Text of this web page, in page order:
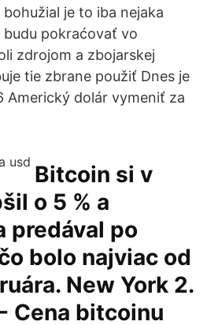
je to iba nejaka
budu pokraćovať vo
zdrojom a zbojarskej
tie zbrane použiť Dnes je
Americký dolár vymeniť za
Bitcoin si v
o 5 % a
predával po
bolo najviac od
New York 2.
Cena bitcoinu